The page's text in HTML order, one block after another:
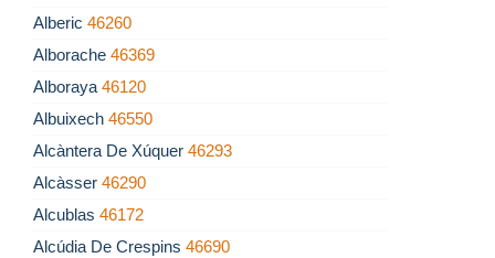
Alberic 46260
Alborache 46369
Alboraya 46120
Albuixech 46550
Alcàntera De Xúquer 46293
Alcàsser 46290
Alcublas 46172
Alcúdia De Crespins 46690